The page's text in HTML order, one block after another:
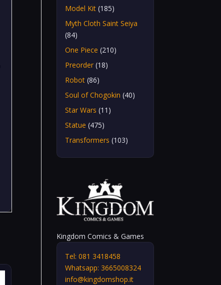
Model Kit (185)
Myth Cloth Saint Seiya
(84)
One Piece (210)
Preorder (18)
Robot (86)
Soul of Chogokin (40)
Star Wars (11)
Statue (475)
Transformers (103)
Kingdom Comics & Games
Tel: 081 3418458
Whatsapp: 3665008324
info@kingdomshop.it